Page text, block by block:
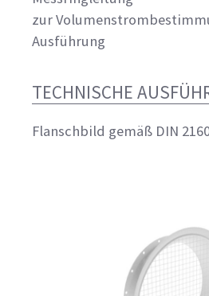
zur
Ausführung
TECHNISCHE
Flanschbild gemäß DIN